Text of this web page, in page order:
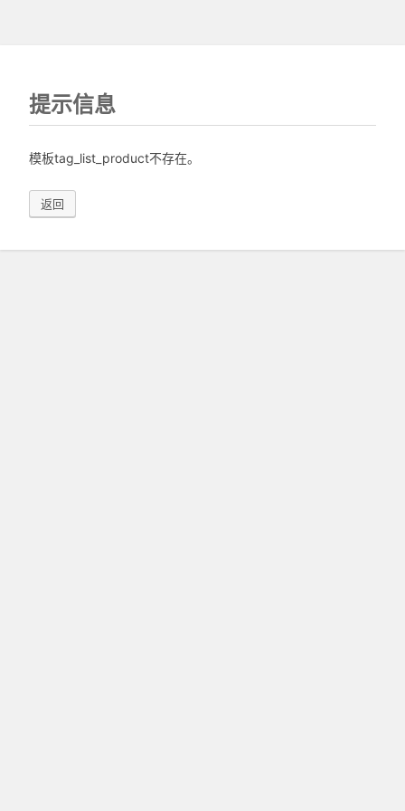
提示信息
模板tag_list_product不存在。
返回